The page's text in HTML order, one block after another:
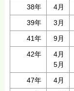
38年
4月
39年
3月
41年
9月
42年
4月
5月
47年
4月